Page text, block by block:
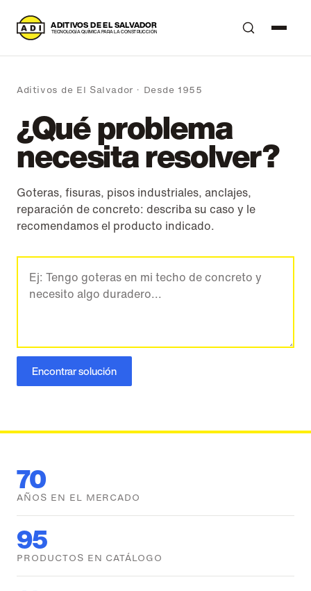
A DITIVOS DE EL SALVADOR
T ECNOLOGÍA QUÍMICA PARA LA CONSTRUCCIÓN
Aditivos de El Salvador · Desde 1955
¿Qué problema
necesita resolver?
Goteras, fisuras, pisos industriales, anclajes,
reparación de concreto: describa su caso y le
recomendamos el producto indicado.
Encontrar solución
70
AÑOS EN EL MERCADO
95
PRODUCTOS EN CATÁLOGO